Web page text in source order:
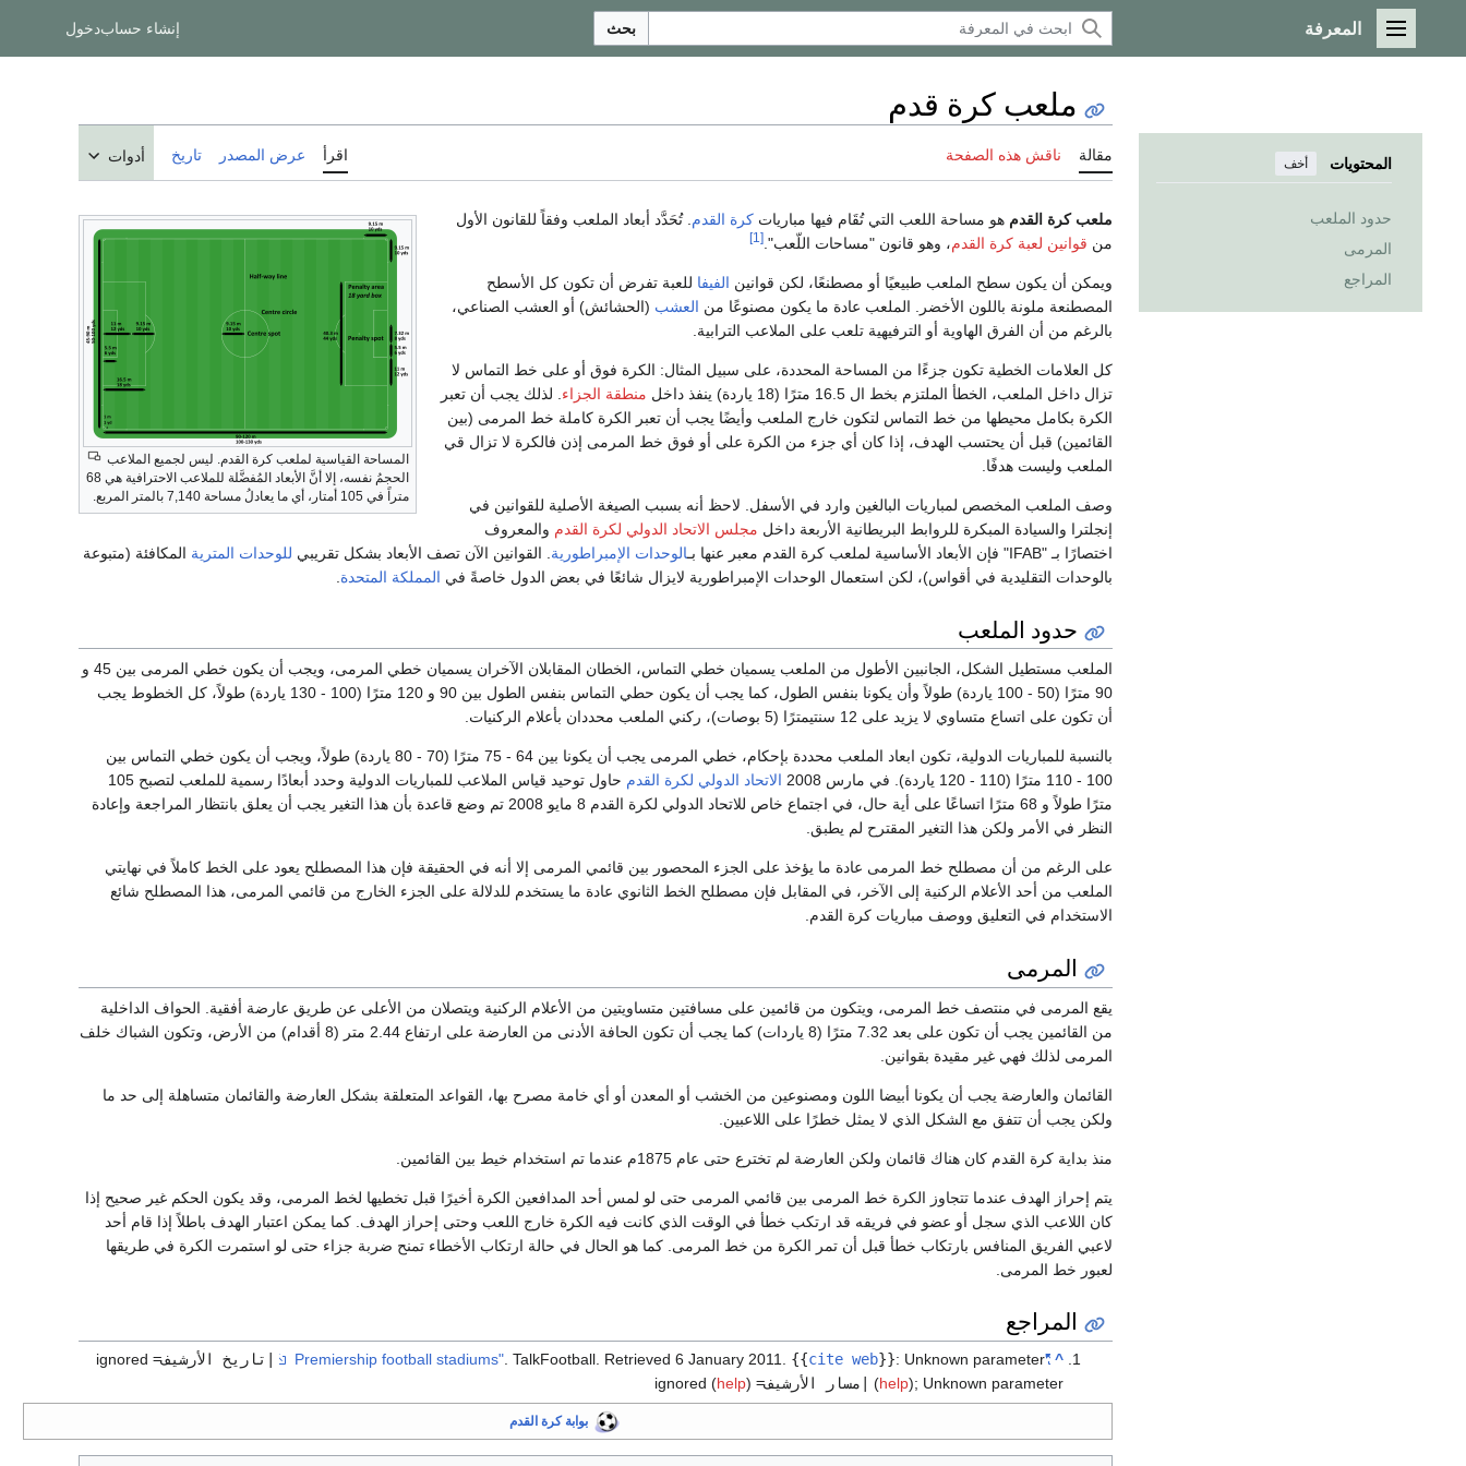
القائمة الرئيسية
المعرفة بحث إنشاء حسابدخول
المحتويات أخف
حدود الملعب
المرمى
المراجع
ملعب كرة قدم
مقالة ناقش هذه الصفحة اقرأ عرض المصدر تاريخ أدوات
المساحة القياسية لملعب كرة القدم. ليس لجميع الملاعب
الحجمُ نفسه، إلا أنَّ الأبعاد المُفضَّلة للملاعب الاحترافية هي 68
متراً في 105 أمتار، أي ما يعادلُ مساحة 7,140 بالمتر المربع.
ملعب كرة القدم هو مساحة اللعب التي تُقَام فيها مباريات كرة القدم . تُحَدَّد أبعاد الملعب وفقاً للقانون الأول
من قوانين لعبة كرة القدم، وهو قانون "مساحات اللّعب". [1]
ويمكن أن يكون سطح الملعب طبيعيًا أو مصطنعًا، لكن قوانين الفيفا للعبة تفرض أن تكون كل الأسطح
المصطنعة ملونة باللون الأخضر. الملعب عادة ما يكون مصنوعًا من العشب (الحشائش) أو العشب الصناعي،
بالرغم من أن الفرق الهاوية أو الترفيهية تلعب على الملاعب الترابية.
كل العلامات الخطية تكون جزءًا من المساحة المحددة، على سبيل المثال: الكرة فوق أو على خط التماس لا
تزال داخل الملعب، الخطأ الملتزم بخط ال 16.5 مترًا (18 ياردة) ينفذ داخل
منطقة الجزاء . لذلك يجب أن تعبر
الكرة بكامل محيطها من خط التماس لتكون خارج الملعب وأيضًا يجب أن تعبر الكرة كاملة خط المرمى (بين
القائمين) قبل أن يحتسب الهدف، إذا كان أي جزء من الكرة على أو فوق خط المرمى إذن فالكرة لا تزال قي
الملعب وليست هدفًا.
وصف الملعب المخصص لمباريات البالغين وارد في الأسفل. لاحظ أنه بسبب الصيغة الأصلية للقوانين في
إنجلترا والسيادة المبكرة للروابط البريطانية الأربعة داخل مجلس الاتحاد الدولي لكرة القدم والمعروف
اختصارًا بـ "IFAB" فإن الأبعاد الأساسية لملعب كرة القدم معبر عنها بـ
الوحدات الإمبراطورية . القوانين الآن تصف الأبعاد بشكل تقريبي للوحدات المترية المكافئة (متبوعة
بالوحدات التقليدية في أقواس)، لكن استعمال الوحدات الإمبراطورية لايزال شائعًا في بعض الدول خاصةً في المملكة المتحدة
حدود الملعب
الملعب مستطيل الشكل، الجانبين الأطول من الملعب يسميان خطي التماس، الخطان المقابلان الآخران يسميان خطي المرمى، ويجب أن يكون خطي المرمى بين 45 و
90 مترًا (50 - 100 ياردة) طولاً وأن يكونا بنفس الطول، كما يجب أن يكون حطي التماس بنفس الطول بين 90 و 120 مترًا (100 - 130 ياردة) طولاً، كل الخطوط يجب
أن تكون على اتساع متساوي لا يزيد على 12 سنتيمترًا (5 بوصات)، ركني الملعب محددان بأعلام الركنيات.
بالنسبة للمباريات الدولية، تكون ابعاد الملعب محددة بإحكام، خطي المرمى يجب أن يكونا بين 64 - 75 مترًا (70 - 80 ياردة) طولاً، ويجب أن يكون خطي التماس بين
100 - 110 مترًا (110 - 120 ياردة). في مارس 2008
الاتحاد الدولي لكرة القدم
حاول توحيد قياس الملاعب للمباريات الدولية وحدد أبعادًا رسمية للملعب لتصبح 105
مترًا طولاً و 68 مترًا اتساعًا على أية حال، في اجتماع خاص للاتحاد الدولي لكرة القدم 8 مايو 2008 تم وضع قاعدة بأن هذا التغير يجب أن يعلق بانتظار المراجعة وإعادة
النظر في الأمر ولكن هذا التغير المقترح لم يطبق.
على الرغم من أن مصطلح خط المرمى عادة ما يؤخذ على الجزء المحصور بين قائمي المرمى إلا أنه في الحقيقة فإن هذا المصطلح يعود على الخط كاملاً في نهايتي
الملعب من أحد الأعلام الركنية إلى الآخر، في المقابل فإن مصطلح الخط الثانوي عادة ما يستخدم للدلالة على الجزء الخارج من قائمي المرمى، هذا المصطلح شائع
الاستخدام في التعليق ووصف مباريات كرة القدم.
المرمى
يقع المرمى في منتصف خط المرمى، ويتكون من قائمين على مسافتين متساويتين من الأعلام الركنية ويتصلان من الأعلى عن طريق عارضة أفقية. الحواف الداخلية
من القائمين يجب أن تكون على بعد 7.32 مترًا (8 ياردات) كما يجب أن تكون الحافة الأدنى من العارضة على ارتفاع 2.44 متر (8 أقدام) من الأرض، وتكون الشباك خلف
المرمى لذلك فهي غير مقيدة بقوانين.
القائمان والعارضة يجب أن يكونا أبيضا اللون ومصنوعين من الخشب أو المعدن أو أي خامة مصرح بها، القواعد المتعلقة بشكل العارضة والقائمان متساهلة إلى حد ما
ولكن يجب أن تتفق مع الشكل الذي لا يمثل خطرًا على اللاعبين.
منذ بداية كرة القدم كان هناك قائمان ولكن العارضة لم تخترع حتى عام 1875م عندما تم استخدام خيط بين القائمين.
يتم إحراز الهدف عندما تتجاوز الكرة خط المرمى بين قائمي المرمى حتى لو لمس أحد المدافعين الكرة أخيرًا قبل تخطيها لخط المرمى، وقد يكون الحكم غير صحيح إذا
كان اللاعب الذي سجل أو عضو في فريقه قد ارتكب خطأ في الوقت الذي كانت فيه الكرة خارج اللعب وحتى إحراز الهدف. كما يمكن اعتبار الهدف باطلاً إذا قام أحد
لاعبي الفريق المنافس بارتكاب خطأ قبل أن تمر الكرة من خط المرمى. كما هو الحال في حالة ارتكاب الأخطاء تمنح ضربة جزاء حتى لو استمرت الكرة في طريقها
لعبور خط المرمى.
المراجع
^
"Premiership football stadiums"
. TalkFootball. Retrieved6 January 2011. {{cite web}}: Unknown parameter |تاريخ الأرشيف= ignored
(help); Unknown parameter |مسار الأرشيف=ignored (
help)
بوابة كرة القدم